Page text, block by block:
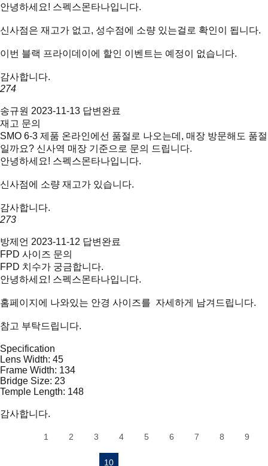
안녕하세요! 스펙스몬타나입니다.
신사점은 재고가 없고, 성수점에 소량 있는걸로 확인이 됩니다.
이번 블랙 프라이데이에 할인 이벤트는 예정이 없습니다.
감사합니다.
274
송규원 2023-11-13 답변완료
재고 문의
SMO 6-3 제품 온라인에선 품절로 나오는데, 매장 방문해도 품절
일까요? 신사역 매장 기준으로 문의 드립니다.
안녕하세요! 스펙스몬타나입니다.
신사점에 소량 재고가 있습니다.
감사합니다.
273
방제언 2023-11-12 답변완료
FPD 사이즈 문의
FPD 치수가 궁금합니다.
안녕하세요! 스펙스몬타나입니다.
홈페이지에 나와있는 안경 사이즈를 자세하게 남겨드립니다.
참고 부탁드립니다.
Specification
Lens Width: 45
Frame Width: 134
Bridge Size: 23
Temple Length: 148
감사합니다.
1 2 3 4 5 6 7 8 9
10